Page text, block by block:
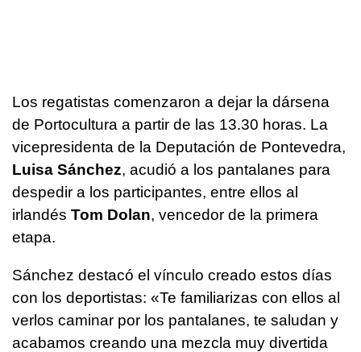
Los regatistas comenzaron a dejar la dársena
de Portocultura a partir de las 13.30 horas. La
vicepresidenta de la Deputación de Pontevedra,
Luisa Sánchez, acudió a los pantalanes para
despedir a los participantes, entre ellos al
irlandés Tom Dolan, vencedor de la primera
etapa.
Sánchez destacó el vínculo creado estos días
con los deportistas: «Te familiarizas con ellos al
verlos caminar por los pantalanes, te saludan y
acabamos creando una mezcla muy divertida